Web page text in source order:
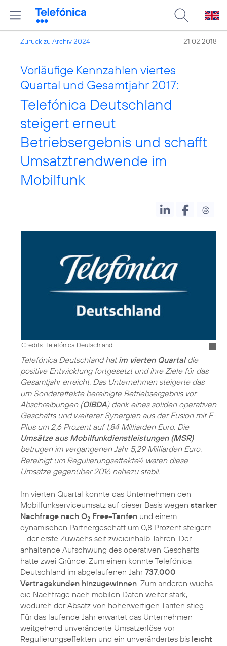
Zurück zu Archiv 2024 21.02.2018
Vorläufige Kennzahlen viertes
Quartal und Gesamtjahr 2017:
Telefónica Deutschland
steigert erneut
Betriebsergebnis und schafft
Umsatztrendwende im
Mobilfunk
Credits: Telefónica Deutschland
Telefónica Deutschland hatim vierten Quartaldie
positive Entwicklung fortgesetzt und ihre Ziele für das
Gesamtjahr erreicht. Das Unternehmen steigerte das
um Sondereffekte bereinigte Betriebsergebnis vor
Abschreibungen (OIBDA) dank eines soliden operativen
Geschäfts und weiterer Synergien aus der Fusion mit E-
Plus um 2,6 Prozent auf 1,84 Milliarden Euro. Die
Umsätze aus Mobilfunkdienstleistungen (MSR)
betrugen im vergangenen Jahr 5,29 Milliarden Euro.
Bereinigt um Regulierungseffekte2) waren diese
Umsätze gegenüber 2016 nahezu stabil.
Im vierten Quartal konnte das Unternehmen den
Mobilfunkserviceumsatz auf dieser Basis wegen starker
Nachfrage nach O2 Free-Tarifen und einem
dynamischen Partnergeschäft um 0,8 Prozent steigern
– der erste Zuwachs seit zweieinhalb Jahren. Der
anhaltende Aufschwung des operativen Geschäfts
hatte zwei Gründe. Zum einen konnte Telefónica
Deutschland im abgelaufenen Jahr737.000
Vertragskunden hinzugewinnen. Zum anderen wuchs
die Nachfrage nach mobilen Daten weiter stark,
wodurch der Absatz von höherwertigen Tarifen stieg.
Für das laufende Jahr erwartet das Unternehmen
weitgehend unveränderte Umsatzerlöse vor
Regulierungseffekten und ein unverändertes bis leicht